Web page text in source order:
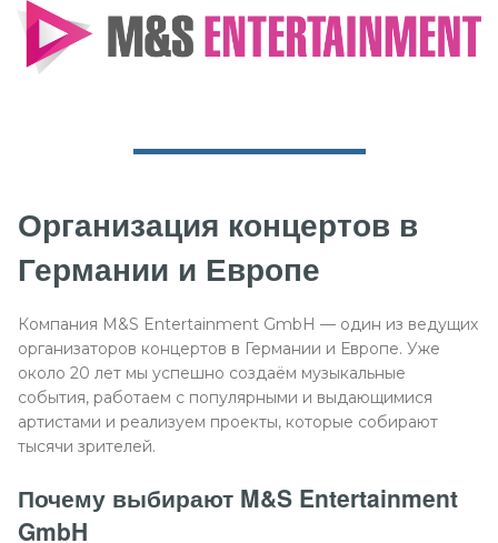
Организация концертов в
Германии и Европе
Компания M&S Entertainment GmbH — один из ведущих
организаторов концертов в Германии и Европе. Уже
около 20 лет мы успешно создаём музыкальные
события, работаем с популярными и выдающимися
артистами и реализуем проекты, которые собирают
тысячи зрителей.
Почему выбирают M&S Entertainment
GmbH